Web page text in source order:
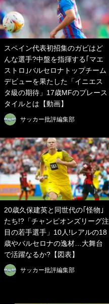
スペイン代表初招集のガビはど
んな選手?中盤を指揮する｢マエ
ストロ｣バルセロナトップチーム
デビューを果たした「イニエス
タ級の期待」17歳MFのプレース
タイルとは【動画】
サッカー批評編集部
20歳久保建英と同世代の｢怪物｣
たち!?「チャンピオンズリーグ注
目の若手選手」10人!レアルの18
歳やバルセロナの逸材…大舞台
で活躍なるか?【図表】
サッカー批評編集部